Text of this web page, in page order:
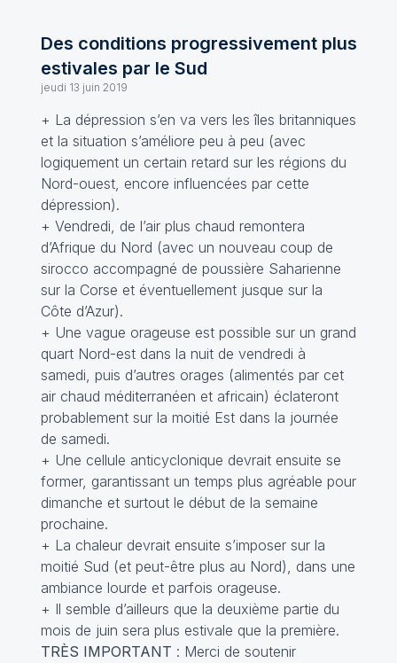
Des conditions progressivement plus
estivales par le Sud
jeudi 13 juin 2019
+ La dépression s’en va vers les îles britanniques
et la situation s’améliore peu à peu (avec
logiquement un certain retard sur les régions du
Nord-ouest, encore influencées par cette
dépression).
+ Vendredi, de l’air plus chaud remontera
d’Afrique du Nord (avec un nouveau coup de
sirocco accompagné de poussière Saharienne
sur la Corse et éventuellement jusque sur la
Côte d’Azur).
+ Une vague orageuse est possible sur un grand
quart Nord-est dans la nuit de vendredi à
samedi, puis d’autres orages (alimentés par cet
air chaud méditerranéen et africain) éclateront
probablement sur la moitié Est dans la journée
de samedi.
+ Une cellule anticyclonique devrait ensuite se
former, garantissant un temps plus agréable pour
dimanche et surtout le début de la semaine
prochaine.
+ La chaleur devrait ensuite s’imposer sur la
moitié Sud (et peut-être plus au Nord), dans une
ambiance lourde et parfois orageuse.
+ Il semble d’ailleurs que la deuxième partie du
mois de juin sera plus estivale que la première.
TRÈS IMPORTANT : Merci de soutenir